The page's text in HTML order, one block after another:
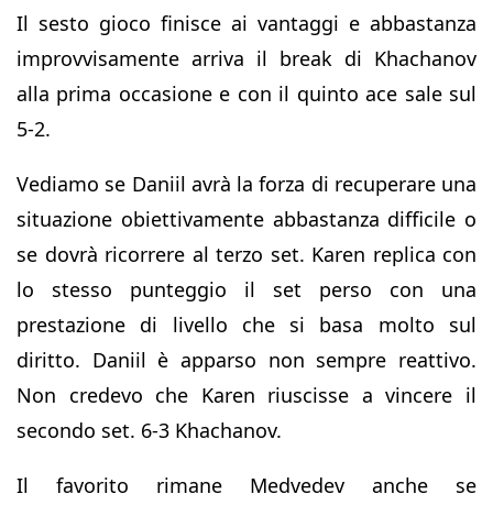
Il sesto gioco finisce ai vantaggi e abbastanza
improvvisamente arriva il break di Khachanov
alla prima occasione e con il quinto ace sale sul
5-2.
Vediamo se Daniil avrà la forza di recuperare una
situazione obiettivamente abbastanza difficile o
se dovrà ricorrere al terzo set. Karen replica con
lo stesso punteggio il set perso con una
prestazione di livello che si basa molto sul
diritto. Daniil è apparso non sempre reattivo.
Non credevo che Karen riuscisse a vincere il
secondo set. 6-3 Khachanov.
Il favorito rimane Medvedev anche se